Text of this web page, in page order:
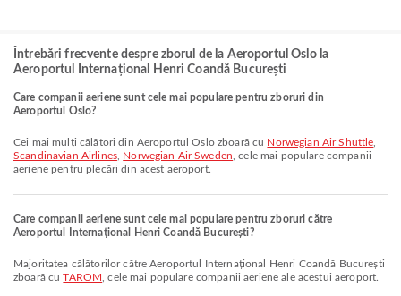
Întrebări frecvente despre zborul de la Aeroportul Oslo la
Aeroportul Internațional Henri Coandă București
Care companii aeriene sunt cele mai populare pentru zboruri din
Aeroportul Oslo?
Cei mai mulți călători din Aeroportul Oslo zboară cu Norwegian Air Shuttle
Scandinavian Airlines, Norwegian Air Sweden , cele mai populare companii
aeriene pentru plecări din acest aeroport.
Care companii aeriene sunt cele mai populare pentru zboruri către
Aeroportul Internațional Henri Coandă București?
Majoritatea călătorilor către Aeroportul Internațional Henri Coandă București
zboară cuTAROM , cele mai populare companii aeriene ale acestui aeroport.